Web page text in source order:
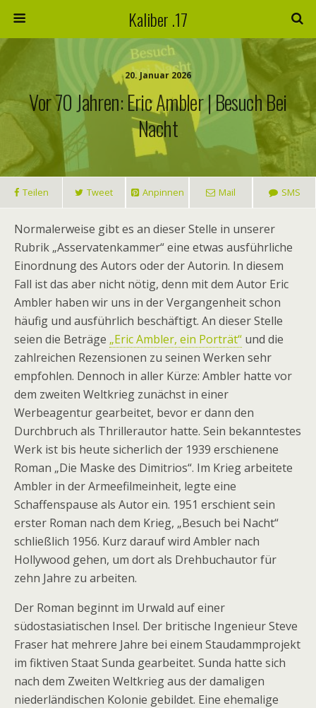
Kaliber .17
20. Januar 2026
Vor 70 Jahren: Eric Ambler | Besuch Bei
Nacht
Teilen Tweet Anpinnen Mail SMS
Normalerweise gibt es an dieser Stelle in unserer
Rubrik „Asservatenkammer“ eine etwas ausführliche
Einordnung des Autors oder der Autorin. In diesem
Fall ist das aber nicht nötig, denn mit dem Autor Eric
Ambler haben wir uns in der Vergangenheit schon
häufig und ausführlich beschäftigt. An dieser Stelle
seien die Beträge „Eric Ambler, ein Porträt“ und die
zahlreichen Rezensionen zu seinen Werken sehr
empfohlen. Dennoch in aller Kürze: Ambler hatte vor
dem zweiten Weltkrieg zunächst in einer
Werbeagentur gearbeitet, bevor er dann den
Durchbruch als Thrillerautor hatte. Sein bekanntestes
Werk ist bis heute sicherlich der 1939 erschienene
Roman „Die Maske des Dimitrios“. Im Krieg arbeitete
Ambler in der Armeefilmeinheit, legte eine
Schaffenspause als Autor ein. 1951 erschient sein
erster Roman nach dem Krieg, „Besuch bei Nacht“
schließlich 1956. Kurz darauf wird Ambler nach
Hollywood gehen, um dort als Drehbuchautor für
zehn Jahre zu arbeiten.
Der Roman beginnt im Urwald auf einer
südostasiatischen Insel. Der britische Ingenieur Steve
Fraser hat mehrere Jahre bei einem Staudammprojekt
im fiktiven Staat Sunda gearbeitet. Sunda hatte sich
nach dem Zweiten Weltkrieg aus der damaligen
niederländischen Kolonie gebildet. Eine ehemalige